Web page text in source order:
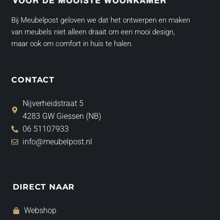
Bij Meubelpost geloven we dat het ontwerpen en maken
van meubels niet alleen draait om een mooi design,
maar ook om comfort in huis te halen.
CONTACT
Nijverheidstraat 5
4283 GW Giessen (NB)
06 51107933
info@meubelpost.nl
DIRECT NAAR
Webshop